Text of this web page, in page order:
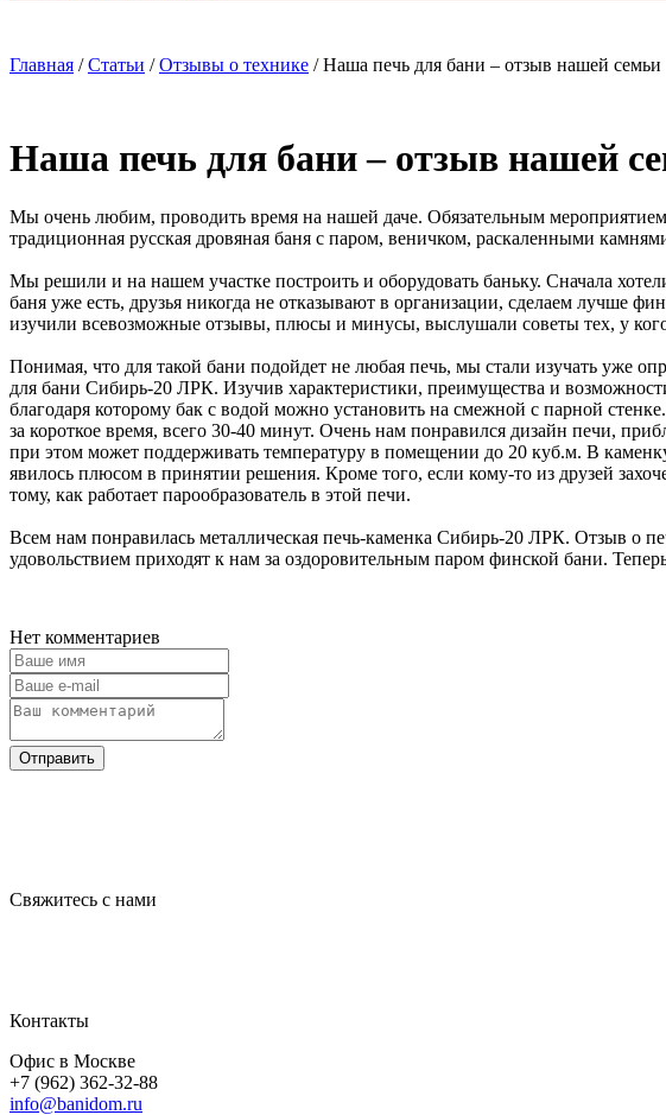
Главная /Статьи /Отзывы о технике /Наша печь для бани – отзыв нашей семьи
Наша печь для бани – отзыв нашей
Мы очень любим, проводить время на нашей даче. Обязательным
традиционная русская дровяная баня с паром, веничком, раскаленными
Мы решили и на нашем участке построить и оборудовать баньку. Сначала
баня уже есть, друзья никогда не отказывают в организации, сделаем лучше
изучили всевозможные отзывы, плюсы и минусы, выслушали советы тех, у
Понимая, что для такой бани подойдет не любая печь, мы стали изучать уже
для бани Сибирь-20 ЛРК. Изучив характеристики, преимущества и
благодаря которому бак с водой можно установить на смежной с парной
за короткое время, всего 30-40 минут. Очень нам понравился дизайн печи,
при этом может поддерживать температуру в помещении до 20 куб.м. В
явилось плюсом в принятии решения. Кроме того, если кому-то из друзей
тому, как работает парообразователь в этой печи.
Всем нам понравилась металлическая печь-каменка Сибирь-20 ЛРК. Отзыв о
удовольствием приходят к нам за оздоровительным паром финской бани.
Нет комментариев
Отправить
Свяжитесь с нами
Контакты
Офис в Москве
+7 (962) 362-32-88
info@banidom.ru